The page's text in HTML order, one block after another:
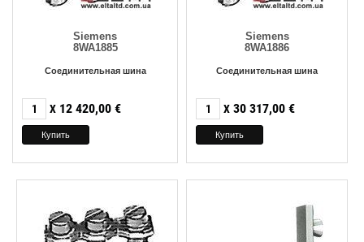
Siemens
8WA1885
Соединительная шина
X 12 420,00 €
Siemens
8WA1886
Соединительная шина
X 30 317,00 €